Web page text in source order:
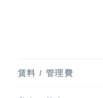
賃料 / 管理費